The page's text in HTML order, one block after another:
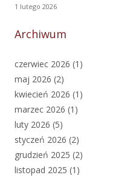
1 lutego 2026
Archiwum
czerwiec 2026 (1)
maj 2026 (2)
kwiecień 2026 (1)
marzec 2026 (1)
luty 2026 (5)
styczeń 2026 (2)
grudzień 2025 (2)
listopad 2025 (1)